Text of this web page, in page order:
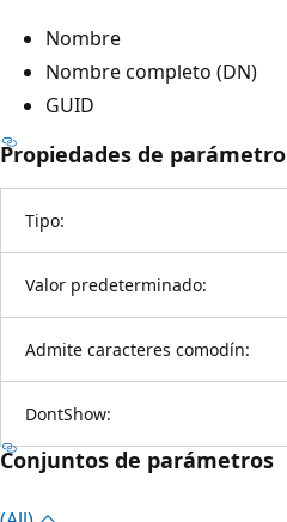
Nombre
Nombre completo (DN)
GUID
Propiedades de parámetro
Tipo:
Valor predeterminado:
Admite caracteres comodín:
DontShow:
Conjuntos de parámetros